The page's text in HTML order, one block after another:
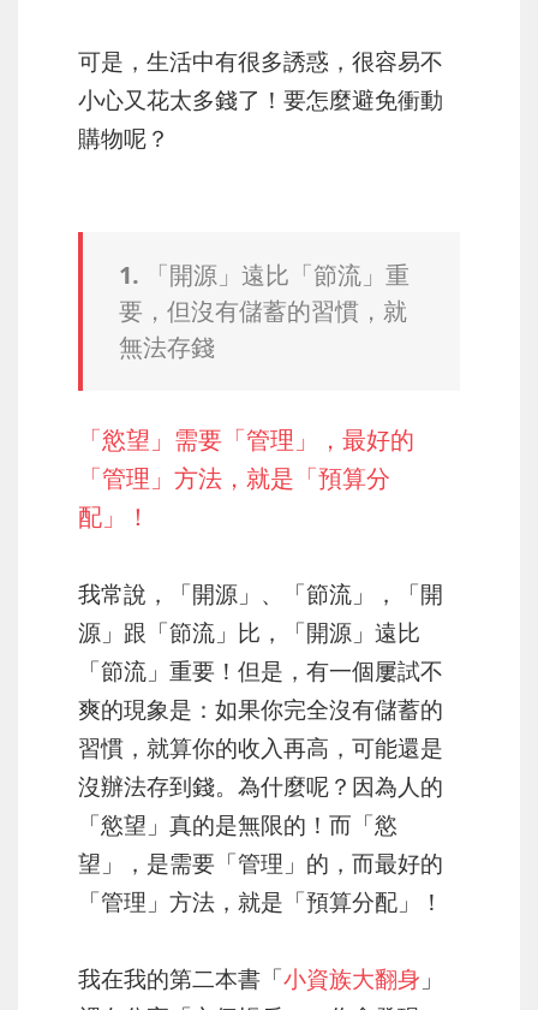
可是，生活中有很多誘惑，很容易不
小心又花太多錢了！要怎麼避免衝動
購物呢？
1. 「開源」遠比「節流」重
要，但沒有儲蓄的習慣，就
無法存錢
「慾望」需要「管理」，最好的
「管理」方法，就是「預算分
配」！
我常說，「開源」、「節流」，「開
源」跟「節流」比，「開源」遠比
「節流」重要！但是，有一個屢試不
爽的現象是：如果你完全沒有儲蓄的
習慣，就算你的收入再高，可能還是
沒辦法存到錢。為什麼呢？因為人的
「慾望」真的是無限的！而「慾
望」，是需要「管理」的，而最好的
「管理」方法，就是「預算分配」！
我在我的第二本書「小資族大翻身 」